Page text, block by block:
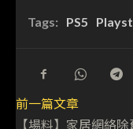
Tags: PS5
前一篇文章
【場料】家居網絡